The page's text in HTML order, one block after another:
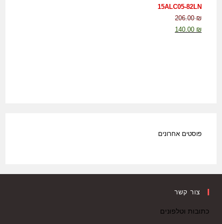
15ALC05-82LN
206.00₪
140.00 ₪
פוסטים אחרונים
צור קשר
כתובות וטלפונים